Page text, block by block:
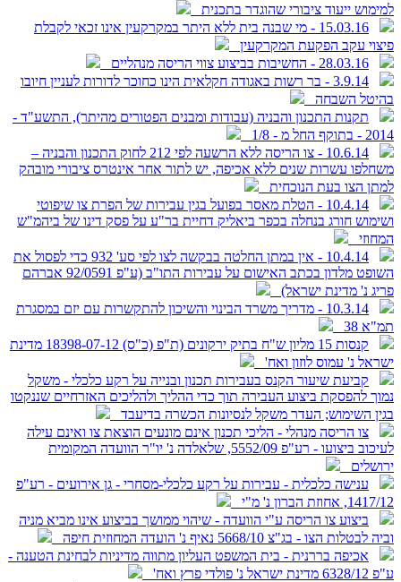
למימוש ייעוד ציבורי שהוגדר בתכנית
15.03.16 - מי שבנה בית ללא היתר במקרקעין אינו זכאי לקבלת
פיצוי עקב הפקעת המקרקעין
28.03.16 - החשיבות בביצוע צווי הריסה מנהליים
3.9.14 - בר רשות באגודה חקלאית הינו כחוכר לדורות לעניין חיובו
בהיטל השבחה
תקנות התכנון והבניה (עבודות ומבנים הפטורים מהיתר), התשע"ד -
2014 - בתוקף החל מ - 1/8
10.6.14 - צו הריסה ללא הרשעה לפי 212 לחוק התכנון והבניה –
משחלפו עשרות שנים ללא אכיפה, יש לתור אחר אינטרס ציבורי מובהק
למתן הצו בעת הנוכחית
10.4.14 - הטלת מאסר בפועל בגין עבירות של הפרת צו שיפוטי
ושימוש חורג בנחלה בכפר ביאליק דחיית בר"ע על פסק דינו של ביהמ"ש
המחוזי
10.4.14 - אין במתן החלטה בבקשה לצו לפי סע' 932 כדי לפסול את
השופט מלדון בכתב האישום על עבירות התו"ב (ע"פ 92/0591 אברהם
פריג נ' מדינת ישראל)
10.3.14 - מדריך משרד הבינוי והשיכון להתקשרות עם יזם במסגרת
תמ"א 38
קנסות 15 מליון ש"ח בתיק ירקונים (ת"פ (כ"ס) 18398-07-12 מדינת
ישראל נ' עמוס לוזון ואח'
קביעת שיעור הקנס בעבירות תכנון ובנייה על רקע כלכלי - משקל
נמוך להפסקת ביצוע העבירה תוך כדי ההליך ולהליכים האזרחיים שננקטו
בגין השימוש; העדר משקל לנסיונות הכשרה בדיעבד
צו הריסה מנהלי - הליכי תכנון אינם מונעים הוצאת צו ואינם עילה
לעיכוב ביצועו - רע"פ 5552/09, שלאלדה נ' יו"ר הוועדה המקומית
ירושלים
ענישה כלכלית - עבירות על רקע כלכלי-מסחרי - גן אירועים - רע"פ
1417/12, אחוזת הברון נ' מ"י
ביצוע צו הריסה ע"י הוועדה - שיהוי ממושך בביצוע אינו מביא מניה
וביה לבטלות הצו - בג"צ 5668/10 נאיף נ' הועדה המחוזית חיפה
אכיפה בררנית - בית המשפט העליון מתווה מדיניות לבחינת הטענה -
ע"פ 6328/12 מדינת ישראל נ' פולדי פרץ ואח'